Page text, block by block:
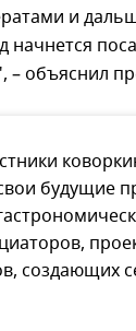
и
начнется
– объяснил
будущие
создающих